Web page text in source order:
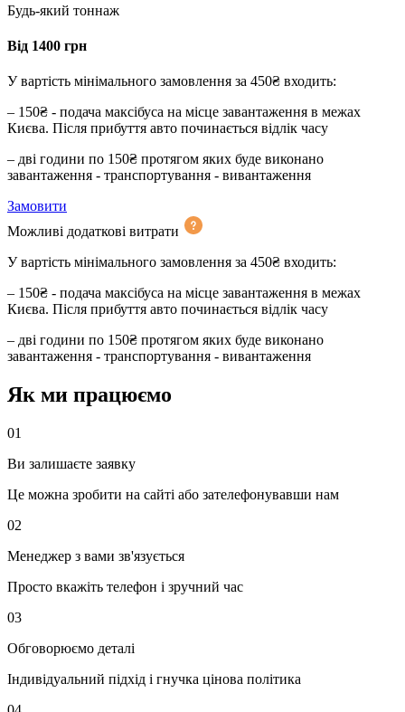
Будь-який тоннаж
Від 1400 грн
У вартість мінімального замовлення за 450₴ входить:
– 150₴ - подача максібуса на місце завантаження в межах
Києва. Після прибуття авто починається відлік часу
– дві години по 150₴ протягом яких буде виконано
завантаження - транспортування - вивантаження
Замовити
Можливі додаткові витрати
У вартість мінімального замовлення за 450₴ входить:
– 150₴ - подача максібуса на місце завантаження в межах
Києва. Після прибуття авто починається відлік часу
– дві години по 150₴ протягом яких буде виконано
завантаження - транспортування - вивантаження
Як ми працюємо
01
Ви залишаєте заявку
Це можна зробити на сайті або зателефонувавши нам
02
Менеджер з вами зв'язується
Просто вкажіть телефон і зручний час
03
Обговорюємо деталі
Індивідуальний підхід і гнучка цінова політика